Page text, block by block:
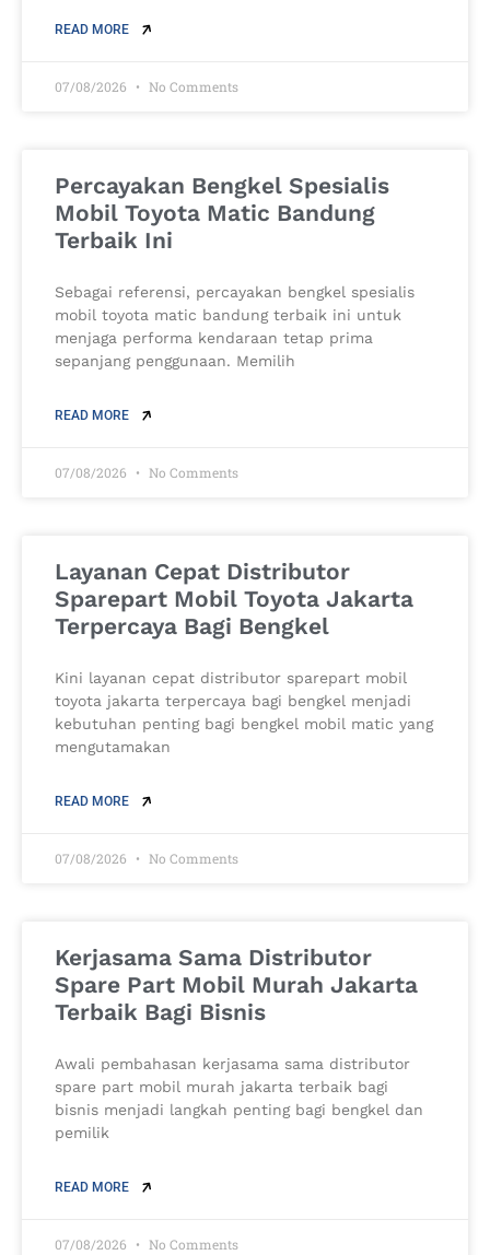
READ MORE
07/08/2026 No Comments
Percayakan Bengkel Spesialis
Mobil Toyota Matic Bandung
Terbaik Ini
Sebagai referensi, percayakan bengkel spesialis
mobil toyota matic bandung terbaik ini untuk
menjaga performa kendaraan tetap prima
sepanjang penggunaan. Memilih
READ MORE
07/08/2026 No Comments
Layanan Cepat Distributor
Sparepart Mobil Toyota Jakarta
Terpercaya Bagi Bengkel
Kini layanan cepat distributor sparepart mobil
toyota jakarta terpercaya bagi bengkel menjadi
kebutuhan penting bagi bengkel mobil matic yang
mengutamakan
READ MORE
07/08/2026 No Comments
Kerjasama Sama Distributor
Spare Part Mobil Murah Jakarta
Terbaik Bagi Bisnis
Awali pembahasan kerjasama sama distributor
spare part mobil murah jakarta terbaik bagi
bisnis menjadi langkah penting bagi bengkel dan
pemilik
READ MORE
07/08/2026 No Comments